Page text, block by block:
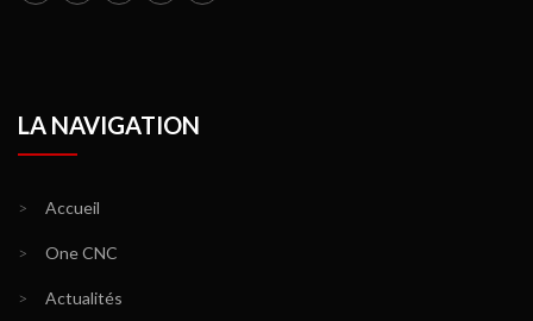
LA NAVIGATION
> Accueil
> One CNC
> Actualités